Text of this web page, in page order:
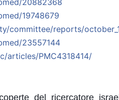
19748679
committee/reports/
23557144
articles/PMC4318414/
del ricercatore